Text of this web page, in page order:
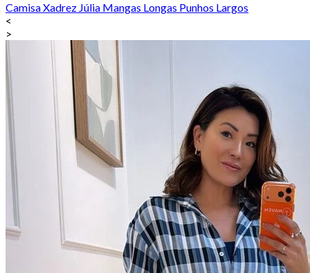
Camisa Xadrez Júlia Mangas Longas Punhos Largos
<
>